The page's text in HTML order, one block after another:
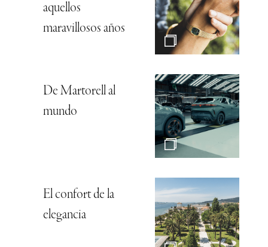
aquellos
maravillosos años
De Martorell al
mundo
El confort de la
elegancia